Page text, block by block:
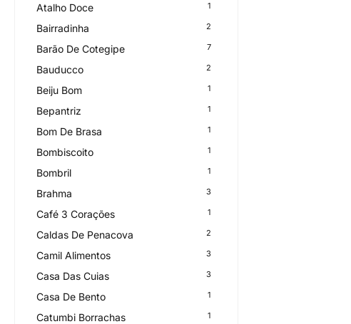
Atalho Doce 1
Bairradinha 2
Barão De Cotegipe 7
Bauducco 2
Beiju Bom 1
Bepantriz 1
Bom De Brasa 1
Bombiscoito 1
Bombril 1
Brahma 3
Café 3 Corações 1
Caldas De Penacova 2
Camil Alimentos 3
Casa Das Cuias 3
Casa De Bento 1
Catumbi Borrachas 1